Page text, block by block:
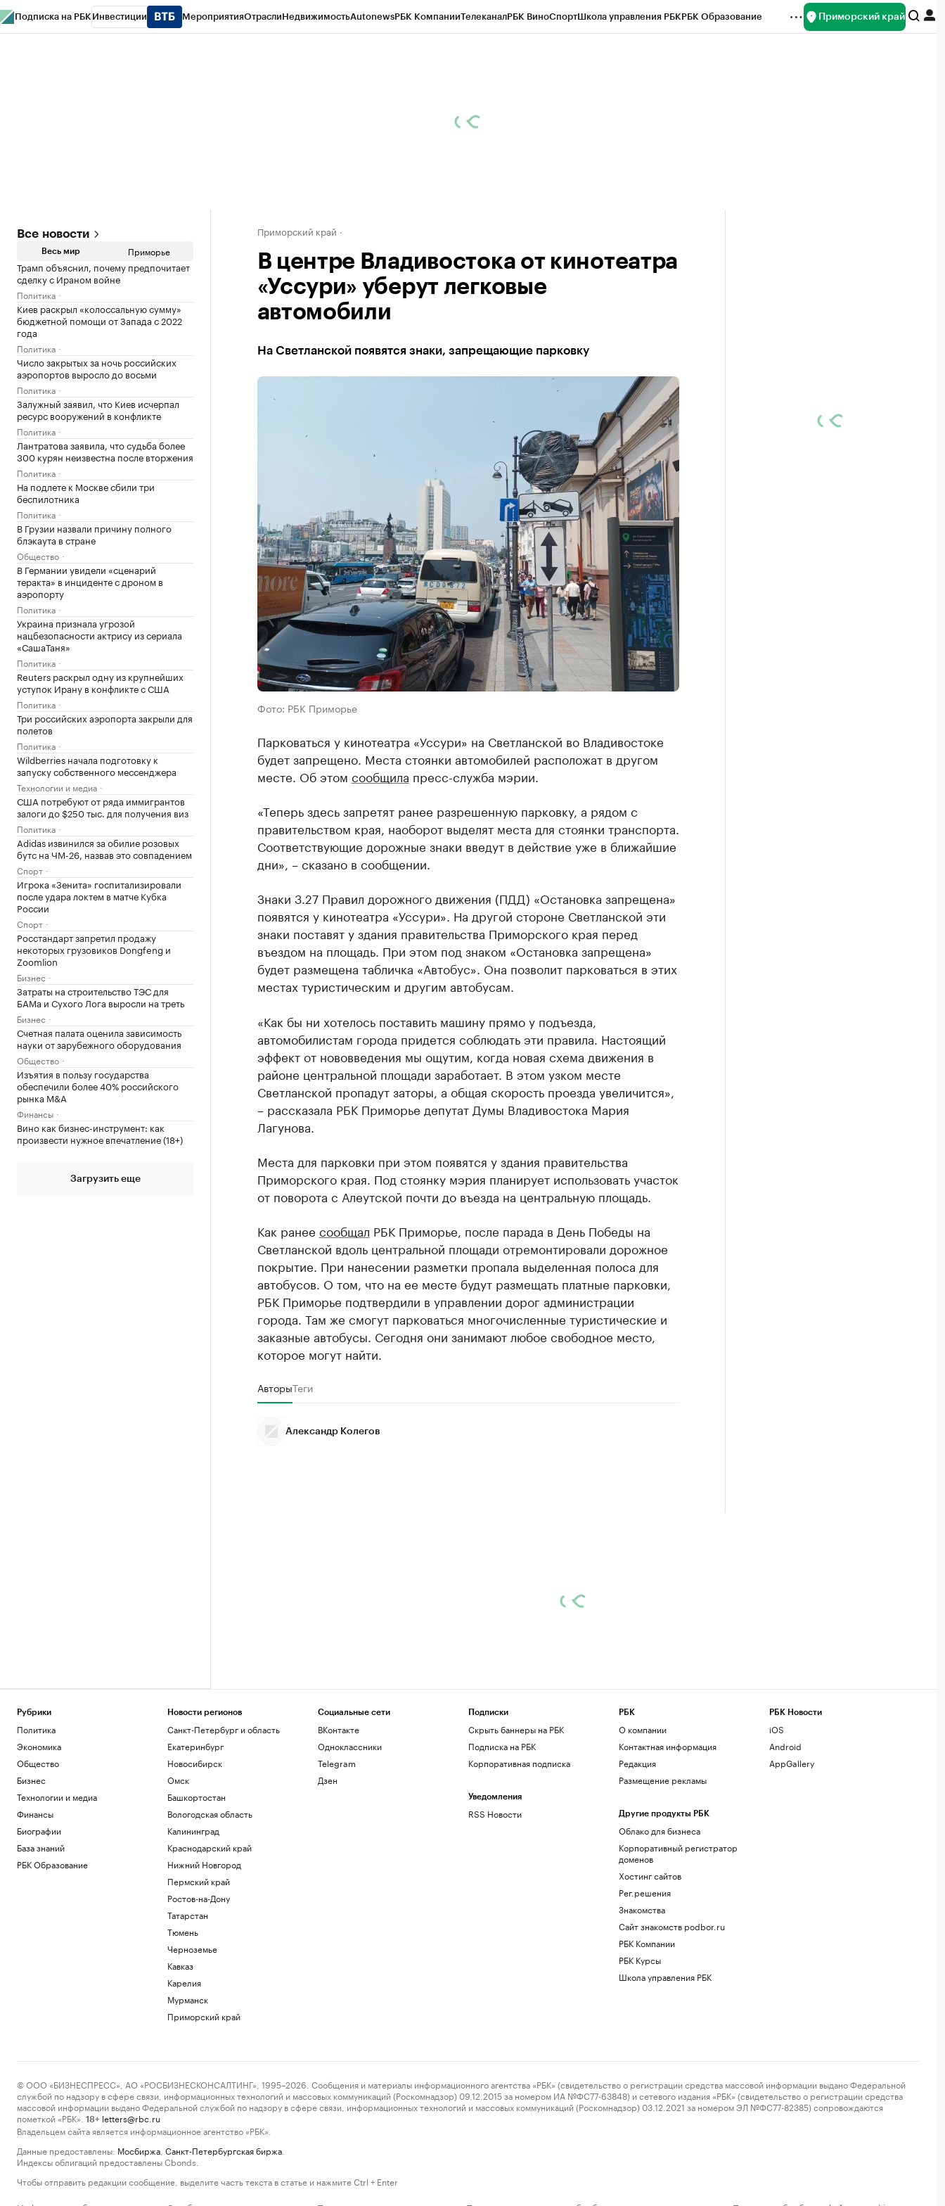
Подписка на РБК Инвестиции МероприятияОтраслиНедвижимостьAutonewsРБК КомпанииТелеканалРБК ВиноСпортШкола управления РБКРБК Образование Приморский край
Все новости
Весь мир Приморье
Трамп объяснил, почему предпочитает
сделку с Ираном войне
Политика
Киев раскрыл «колоссальную сумму»
бюджетной помощи от Запада с 2022
года
Политика
Число закрытых за ночь российских
аэропортов выросло до восьми
Политика
Залужный заявил, что Киев исчерпал
ресурс вооружений в конфликте
Политика
Лантратова заявила, что судьба более
300 курян неизвестна после вторжения
Политика
На подлете к Москве сбили три
беспилотника
Политика
В Грузии назвали причину полного
блэкаута в стране
Общество
В Германии увидели «сценарий
теракта» в инциденте с дроном в
аэропорту
Политика
Украина признала угрозой
нацбезопасности актрису из сериала
«СашаТаня»
Политика
Reuters раскрыл одну из крупнейших
уступок Ирану в конфликте с США
Политика
Три российских аэропорта закрыли для
полетов
Политика
Wildberries начала подготовку к
запуску собственного мессенджера
Технологии и медиа
США потребуют от ряда иммигрантов
залоги до $250 тыс. для получения виз
Политика
Adidas извинился за обилие розовых
бутс на ЧМ-26, назвав это совпадением
Спорт
Игрока «Зенита» госпитализировали
после удара локтем в матче Кубка
России
Спорт
Росстандарт запретил продажу
некоторых грузовиков Dongfeng и
Zoomlion
Бизнес
Затраты на строительство ТЭС для
БАМа и Сухого Лога выросли на треть
Бизнес
Счетная палата оценила зависимость
науки от зарубежного оборудования
Общество
Изъятия в пользу государства
обеспечили более 40% российского
рынка M&A
Финансы
Вино как бизнес-инструмент: как
произвести нужное впечатление (18+)
Загрузить еще
Приморский край
В центре Владивостока от кинотеатра
«Уссури» уберут легковые
автомобили
На Светланской появятся знаки, запрещающие парковку
Фото: РБК Приморье
Парковаться у кинотеатра «Уссури» на Светланской во Владивостоке
будет запрещено. Места стоянки автомобилей расположат в другом
месте. Об этом сообщила пресс-служба мэрии.
«Теперь здесь запретят ранее разрешенную парковку, а рядом с
правительством края, наоборот выделят места для стоянки транспорта.
Соответствующие дорожные знаки введут в действие уже в ближайшие
дни», – сказано в сообщении.
Знаки 3.27 Правил дорожного движения (ПДД) «Остановка запрещена»
появятся у кинотеатра «Уссури». На другой стороне Светланской эти
знаки поставят у здания правительства Приморского края перед
въездом на площадь. При этом под знаком «Остановка запрещена»
будет размещена табличка «Автобус». Она позволит парковаться в этих
местах туристическим и другим автобусам.
«Как бы ни хотелось поставить машину прямо у подъезда,
автомобилистам города придется соблюдать эти правила. Настоящий
эффект от нововведения мы ощутим, когда новая схема движения в
районе центральной площади заработает. В этом узком месте
Светланской пропадут заторы, а общая скорость проезда увеличится»,
– рассказала РБК Приморье депутат Думы Владивостока Мария
Лагунова.
Места для парковки при этом появятся у здания правительства
Приморского края. Под стоянку мэрия планирует использовать участок
от поворота с Алеутской почти до въезда на центральную площадь.
Как ранее сообщал РБК Приморье, после парада в День Победы на
Светланской вдоль центральной площади отремонтировали дорожное
покрытие. При нанесении разметки пропала выделенная полоса для
автобусов. О том, что на ее месте будут размещать платные парковки,
РБК Приморье подтвердили в управлении дорог администрации
города. Там же смогут парковаться многочисленные туристические и
заказные автобусы. Сегодня они занимают любое свободное место,
которое могут найти.
АвторыТеги
Александр Колегов
Рубрики
Политика
Экономика
Общество
Бизнес
Технологии и медиа
Финансы
Биографии
База знаний
РБК Образование
Новости регионов
Санкт-Петербург и область
Екатеринбург
Новосибирск
Омск
Башкортостан
Вологодская область
Калининград
Краснодарский край
Нижний Новгород
Пермский край
Ростов-на-Дону
Татарстан
Тюмень
Черноземье
Кавказ
Карелия
Мурманск
Приморский край
Социальные сети
ВКонтакте
Одноклассники
Telegram
Дзен
Подписки
Скрыть баннеры на РБК
Подписка на РБК
Корпоративная подписка
Уведомления
RSS Новости
РБК
О компании
Контактная информация
Редакция
Размещение рекламы
Другие продукты РБК
Облако для бизнеса
Корпоративный регистратор
доменов
Хостинг сайтов
Рег.решения
Знакомства
Сайт знакомств podbor.ru
РБК Компании
РБК Курсы
Школа управления РБК
РБК Новости
iOS
Android
AppGallery
© ООО «БИЗНЕСПРЕСС», АО «РОСБИЗНЕСКОНСАЛТИНГ», 1995–2026. Сообщения и материалы информационного агентства «РБК» (свидетельство о регистрации средства массовой информации выдано Федеральной
службой по надзору в сфере связи, информационных технологий и массовых коммуникаций (Роскомнадзор) 09.12.2015 за номером ИА №ФС77-63848) и сетевого издания «РБК» (свидетельство о регистрации средства
массовой информации выдано Федеральной службой по надзору в сфере связи, информационных технологий и массовых коммуникаций (Роскомнадзор) 03.12.2021 за номером ЭЛ №ФС77-82385) сопровождаются
пометкой «РБК».
18+ letters@rbc.ru
Владельцем сайта является информационное агентство «РБК».
Данные предоставлены: Мосбиржа Санкт-Петербургская биржа
Индексы облигаций предоставлены Cbonds.
Чтобы отправить редакции сообщение, выделите часть текста в статье и нажмите Ctrl + Enter